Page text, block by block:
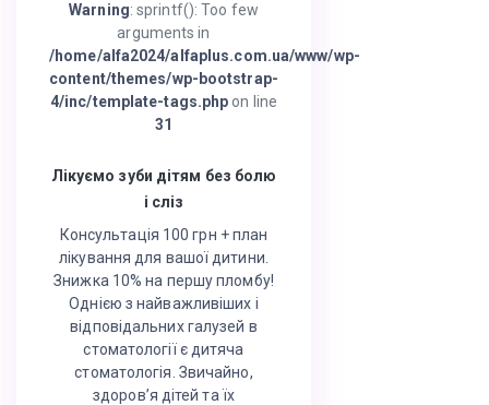
Warning: sprintf(): Too few
arguments in
/home/alfa2024/alfaplus.com.ua/www/wp-
content/themes/wp-bootstrap-
4/inc/template-tags.php on line
31
Лікуємо зуби дітям без болю
і сліз
Консультація 100 грн + план
лікування для вашої дитини.
Знижка 10% на першу пломбу!
Однією з найважливіших і
відповідальних галузей в
стоматології є дитяча
стоматологія. Звичайно,
здоров’я дітей та їх